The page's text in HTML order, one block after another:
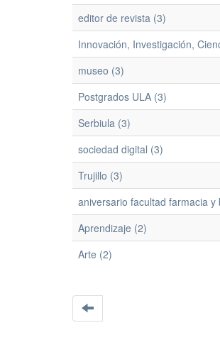
editor de revista (3)
Innovación, Investigación,
museo (3)
Postgrados ULA (3)
Serbiula (3)
sociedad digital (3)
Trujillo (3)
aniversario facultad farmacia y
Aprendizaje (2)
Arte (2)